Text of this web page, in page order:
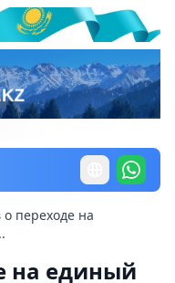
о переходе на
на единый